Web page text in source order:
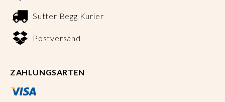
Sutter Begg Kurier
Postversand
ZAHLUNGSARTEN